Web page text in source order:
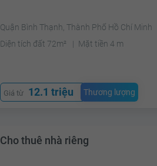
Quận Bình Thạnh, Thành Phố Hồ Chí Minh
Diện tích đất 72m²
Mặt tiền 4 m
Giá từ 12.1 triệu Thương lượng
Cho thuê nhà riêng